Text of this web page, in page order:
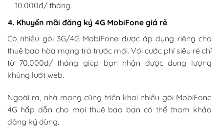
10.000đ/ tháng.
4. Khuyến mãi đăng ký 4G MobiFone giá rẻ
Có nhiều gói 3G/4G MobiFone được áp dụng riêng cho
thuê bao hòa mạng trả trước mới. Với cước phí siêu rẻ chỉ
từ 70.000đ/ tháng giúp bạn nhận được dung lượng
khủng lướt web.
Ngoài ra, nhà mạng cũng triển khai nhiều gói MobiFone
4G hấp dẫn cho mọi thuê bao bạn có thể tham khảo
đăng ký dùng.